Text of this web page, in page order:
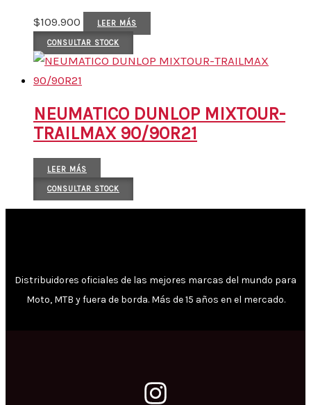
$109.900 LEER MÁS
CONSULTAR STOCK
NEUMATICO DUNLOP MIXTOUR-
TRAILMAX 90/90R21
LEER MÁS
CONSULTAR STOCK
Distribuidores oficiales de las mejores marcas del mundo para
Moto, MTB y fuera de borda. Más de 15 años en el mercado.